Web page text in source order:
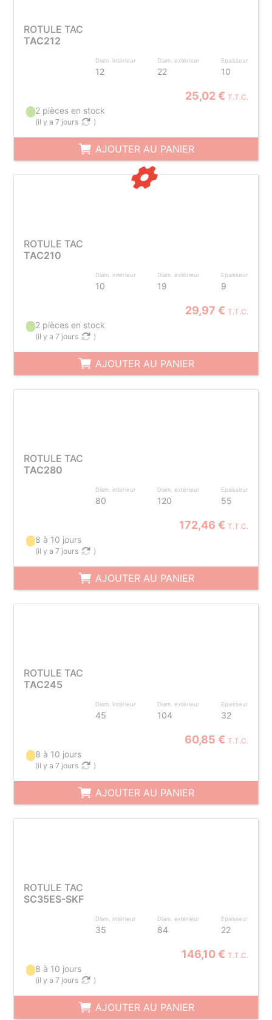
ROTULE TAC
TAC212
Diam. intérieur
12
Diam. extérieur
22
Epaisseur
10
25,02 € T.T.C.
2 pièces en stock
(il y a 7 jours )
AJOUTER AU PANIER
ROTULE TAC
TAC210
Diam. intérieur
10
Diam. extérieur
19
Epaisseur
9
29,97 € T.T.C.
2 pièces en stock
(il y a 7 jours )
AJOUTER AU PANIER
ROTULE TAC
TAC280
Diam. intérieur
80
Diam. extérieur
120
Epaisseur
55
172,46 € T.T.C.
8 à 10 jours
(il y a 7 jours )
AJOUTER AU PANIER
ROTULE TAC
TAC245
Diam. intérieur
45
Diam. extérieur
104
Epaisseur
32
60,85 € T.T.C.
8 à 10 jours
(il y a 7 jours )
AJOUTER AU PANIER
ROTULE TAC
SC35ES-SKF
Diam. intérieur
35
Diam. extérieur
84
Epaisseur
22
146,10 € T.T.C.
8 à 10 jours
(il y a 7 jours )
AJOUTER AU PANIER